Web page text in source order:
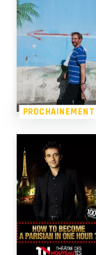
PROCHAINEMENT